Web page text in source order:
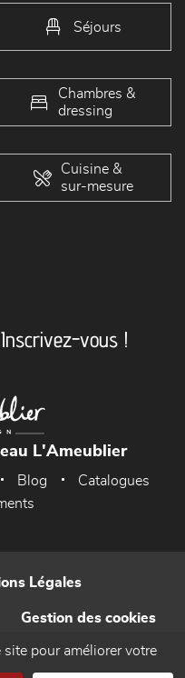
Séjours
Chambres &
dressing
Cuisine &
sur-mesure
Inscrivez-vous !
L'Ameublier
Blog
Catalogues
Légales
Gestion des cookies
pour améliorer votre